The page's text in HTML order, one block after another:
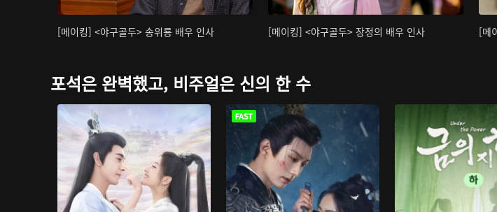
[메이킹] <야구골두> 송위룡 배우 인사 [메이킹] <야구골두> 장정의 배우 인사 [메
포석은 완벽했고, 비주얼은 신의 한 수